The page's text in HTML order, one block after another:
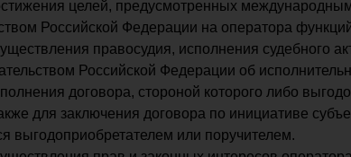
целей, предусмотренных
Российской Федерации на оператора
правосудия, исполнения судебного
Российской Федерации об
договора, стороной которого либо
для заключения договора по инициативе
выгодоприобретателем или поручителем.